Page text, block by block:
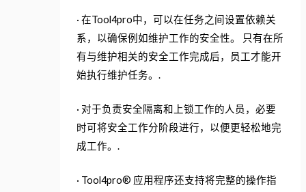
· 在Tool4pro中，可以在任务之间设置依赖关
系，以确保例如维护工作的安全性。 只有在所
有与维护相关的安全工作完成后，员工才能开
始执行维护任务。.
· 对于负责安全隔离和上锁工作的人员，必要
时可将安全工作分阶段进行，以便更轻松地完
成工作。.
· Tool4pro® 应用程序还支持将完整的操作指